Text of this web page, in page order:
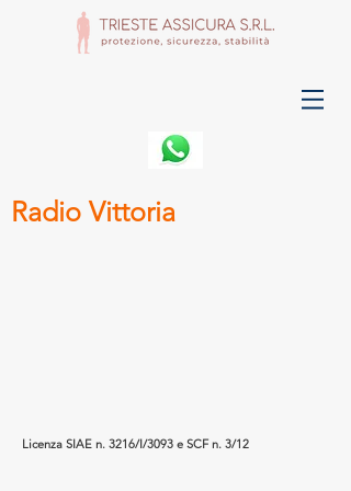
Radio Vittoria
Licenza SIAE n. 3216/I/3093 e SCF n. 3/12